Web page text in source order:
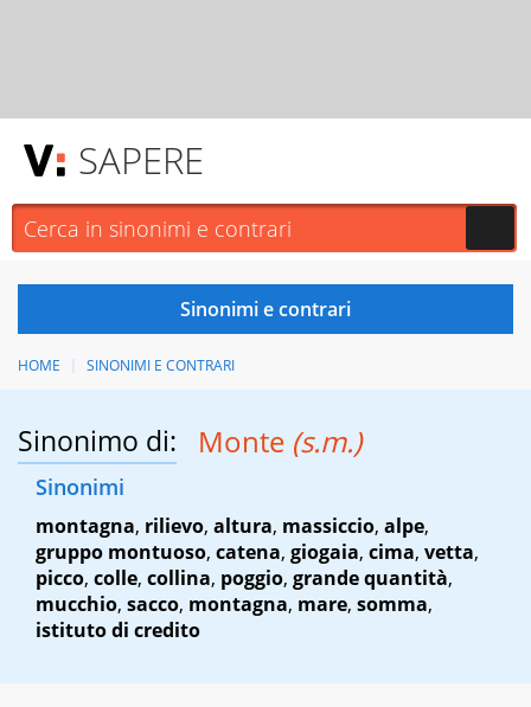
SAPERE
HOME SINONIMI E CONTRARI
Sinonimo di: Monte (s.m.)
Sinonimi
montagna, rilievo, altura, massiccio, alpe,
gruppo montuoso, catena, giogaia, cima, vetta,
picco, colle, collina, poggio, grande quantità,
mucchio, sacco, montagna, mare, somma,
istituto di credito